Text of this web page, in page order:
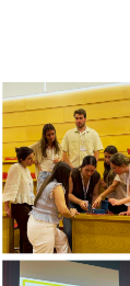
MOITAS
GRAZAS
POLA
VOSA
NAS
XXVIII